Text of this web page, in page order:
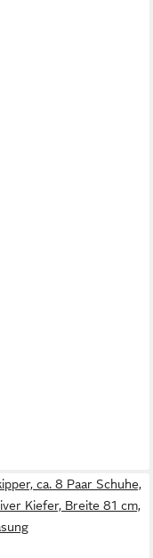
ca. 8 Paar Schuhe,
Kiefer, Breite 81 cm,